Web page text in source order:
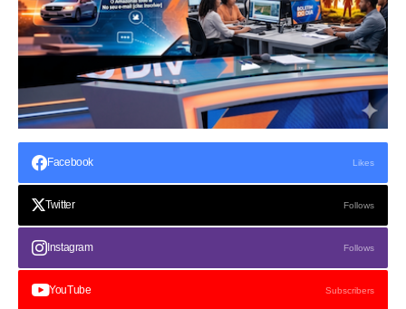
Facebook Likes
Twitter Follows
Instagram Follows
YouTube Subscribers